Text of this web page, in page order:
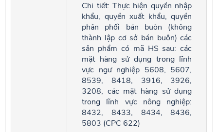
Chi tiết: Thực hiện quyền nhập
khẩu, quyền xuất khẩu, quyền
phân phối bán buôn (không
thành lập cơ sở bán buôn) các
sản phẩm có mã HS sau: các
mặt hàng sử dụng trong lĩnh
vực ngư nghiệp 5608, 5607,
8539, 8418, 3916, 3926,
3208, các mặt hàng sử dụng
trong lĩnh vực nông nghiệp:
8432, 8433, 8434, 8436,
5803 (CPC 622)